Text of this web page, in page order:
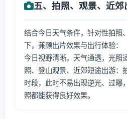
五、拍照、观景、近郊
结合今日天气条件，针对性拍照
下，兼顾出片效果与出行体验：
今日视野清晰，天气通透，光照
照、登山观景、近郊短途出游：
时段，此时不易出现逆光、过曝
照都能获得良好效果。